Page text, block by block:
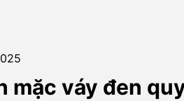
mặc váy đen